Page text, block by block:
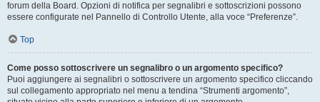
forum della Board. Opzioni di notifica per segnalibri e sottoscrizioni possono
essere configurate nel Pannello di Controllo Utente, alla voce “Preferenze”.
Top
Come posso sottoscrivere un segnalibro o un argomento specifico?
Puoi aggiungere ai segnalibri o sottoscrivere un argomento specifico cliccando
sul collegamento appropriato nel menu a tendina “Strumenti argomento”,